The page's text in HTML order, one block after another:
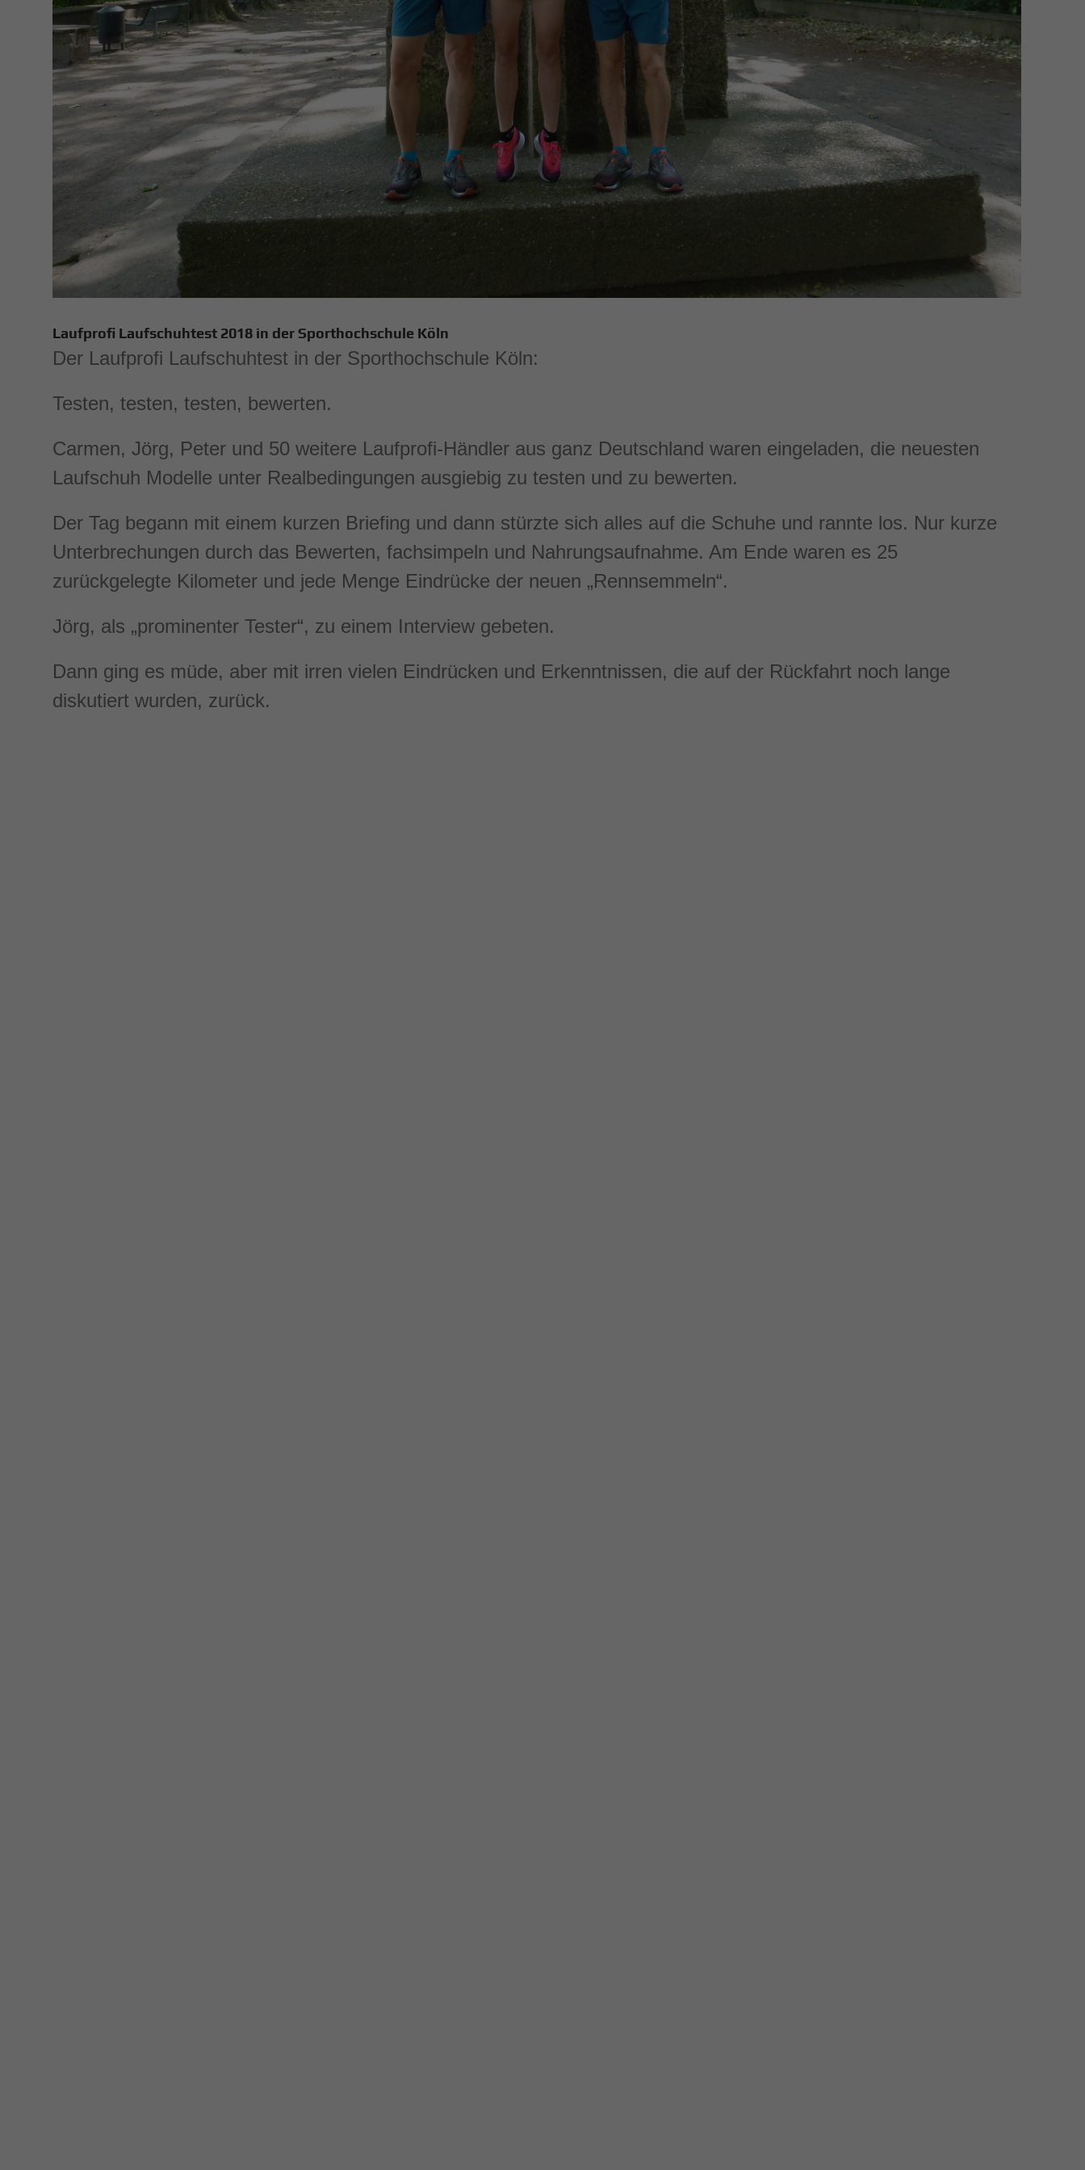
Laufprofi Laufschuhtest 2018 in der Sporthochschule Köln
Der Laufprofi Laufschuhtest in der Sporthochschule Köln:
Testen, testen, testen, bewerten.
Carmen, Jörg, Peter und 50 weitere Laufprofi-Händler aus ganz Deutschland waren eingeladen, die neuesten
Laufschuh Modelle unter Realbedingungen ausgiebig zu testen und zu bewerten.
Der Tag begann mit einem kurzen Briefing und dann stürzte sich alles auf die Schuhe und rannte los. Nur kurze
Unterbrechungen durch das Bewerten, fachsimpeln und Nahrungsaufnahme. Am Ende waren es 25
zurückgelegte Kilometer und jede Menge Eindrücke der neuen „Rennsemmeln“.
Jörg, als „prominenter Tester“, zu einem Interview gebeten.
Dann ging es müde, aber mit irren vielen Eindrücken und Erkenntnissen, die auf der Rückfahrt noch lange
diskutiert wurden, zurück.